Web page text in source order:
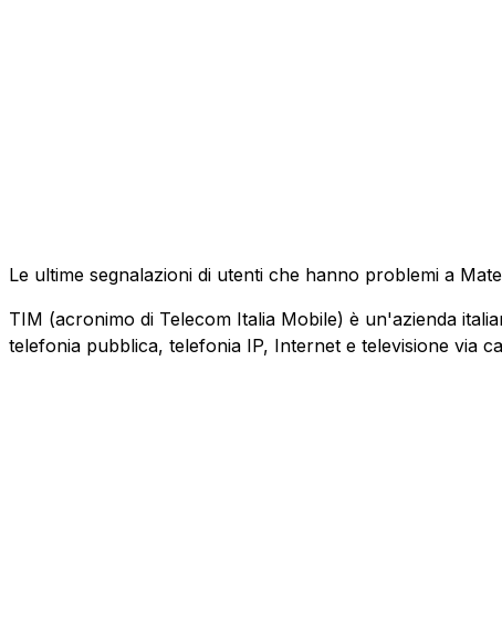
Le ultime segnalazioni di utenti che hanno problemi a
TIM (acronimo di Telecom Italia Mobile) è un'azienda
telefonia pubblica, telefonia IP, Internet e televisione via